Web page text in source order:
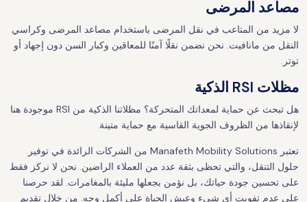
مصاعد المرضى
لا مزيد من المتاعب في نقل المرضى باستخدام مصاعد المرضى وكراسي
النقل من مانافيت. نحن نضمن نقلًا آمنًا للمعاقين وكبار السن دون إجهاد أو
توتر.
مظلات RSI الذكية
هل تبحث عن حماية لمعداتك المتحركة؟ مظلاتنا الذكية من RSI موجودة هنا
لإنقاذها من الظروف الجوية القاسية مع حماية متينة.
تعتبر Manafeth Mobility Solutions من الشركات الرائدة في توفير
حلول التنقل، والتي تحظى بثقة عدد من العملاء الراضين. نحن لا نركز فقط
على تحسين جودة حياتك، بل نؤمن بجعلها مليئة بالمغامرات. لقد حرصنا
على عدم تفويت أي شيء وعيش الحياة على أكمل وجه. من خلال تقديم